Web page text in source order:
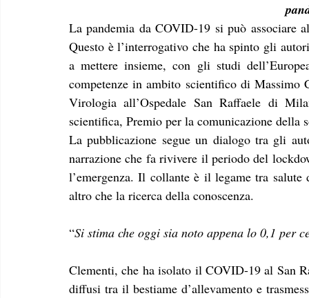
La pandemia da COVID-19 si può associare
Questo è l’interrogativo che ha spinto gli
a mettere insieme, con gli studi
competenze in ambito scientifico di
Virologia all’Ospedale San Raffaele di
scientifica, Premio per la comunicazione della
La pubblicazione segue un dialogo tra gli
narrazione che fa rivivere il periodo del
l’emergenza. Il collante è il legame tra
altro che la ricerca della conoscenza.
“Si stima che oggi sia noto appena lo 0,1 per
Clementi, che ha isolato il COVID-19 al San
diffusi tra il bestiame d’allevamento e